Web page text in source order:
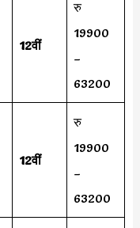
12वीं
रु
19900
–
63200
12वीं
रु
19900
–
63200